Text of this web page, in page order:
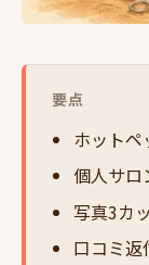
要点
ホットペ
個人サ
写真3カ
口コミ